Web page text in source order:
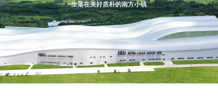
坐落在美好质朴的南方小镇